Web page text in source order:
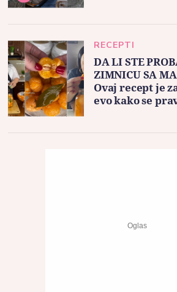
RECEPTI
DA LI STE
ZIMNICU SA
Ovaj recept je
evo kako se